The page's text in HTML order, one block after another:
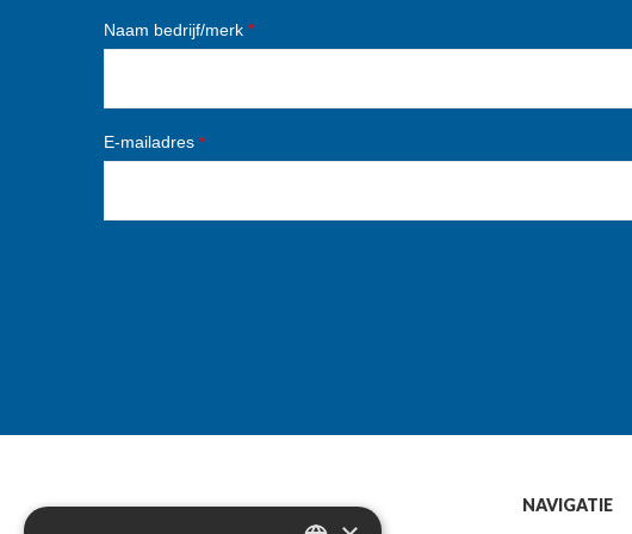
Naam bedrijf/merk *
E-mailadres *
NAVIGATIE